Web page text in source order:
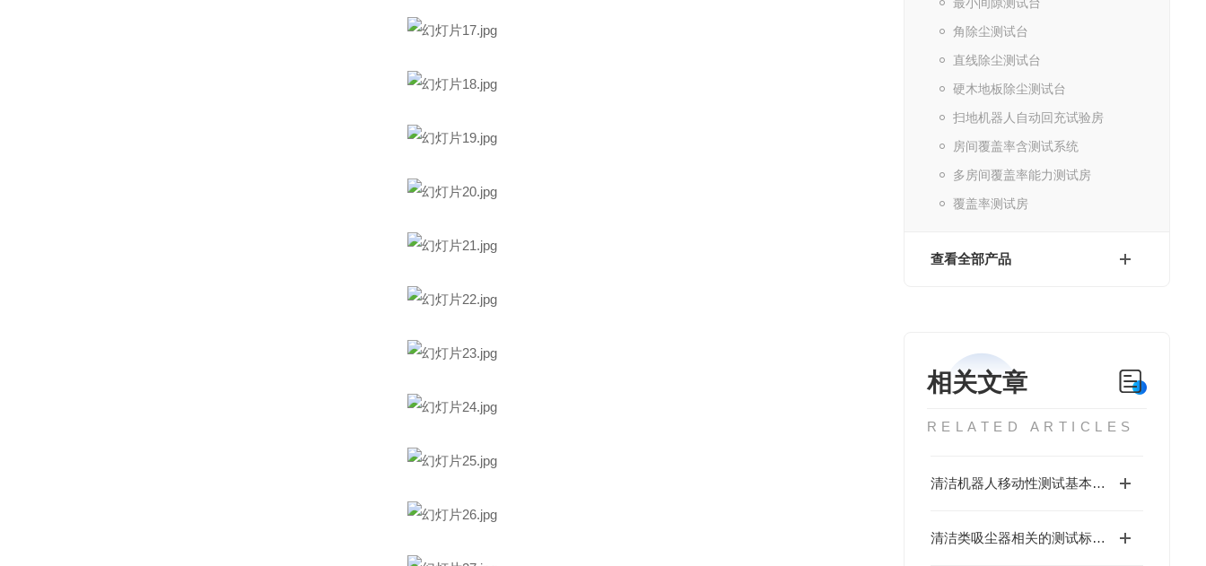
角除尘测试台
直线除尘测试台
硬木地板除尘测试台
扫地机器人自动回充试验房
房间覆盖率含测试系统
多房间覆盖率能力测试房
覆盖率测试房
查看全部产品
相关文章
RELATED ARTICLES
清洁机器人移动性测试基本试验台简介
清洁类吸尘器相关的测试标准号及涵盖能效关键领域